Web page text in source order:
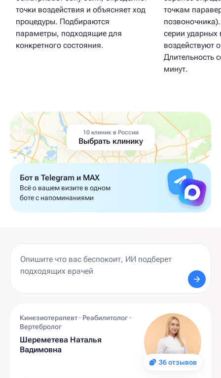
точки воздействия и объясняет ход
процедуры. Подбираются
параметры, подходящие для
конкретного состояния.
точкам
серии ударных
воздействуют
Длительность
минут.
10 клиник в России
Выбрать клинику
Бот в Telegram и MAX
Всё о вашем визите в одном
боте с напоминаниями
36 отзывов
Кинезиотерапевт · Реабилитолог ·
Вертебролог
Шереметева Наталья
Вадимовна